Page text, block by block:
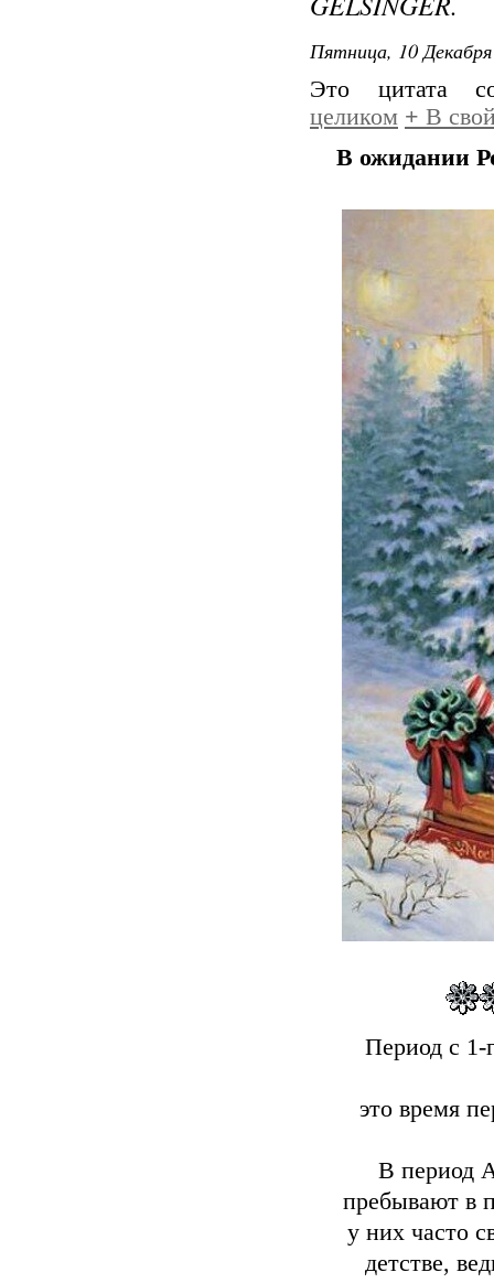
Пятница, 10
Это цитата
целиком + В
В ожидании
Период с 1-
это время
В период
пребывают в
у них часто
детстве,